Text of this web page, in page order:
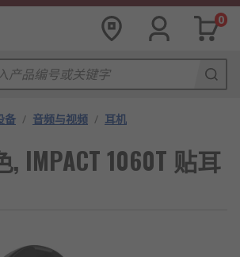
0
备 / 音频与视频 / 耳机
, IMPACT 1060T 贴耳